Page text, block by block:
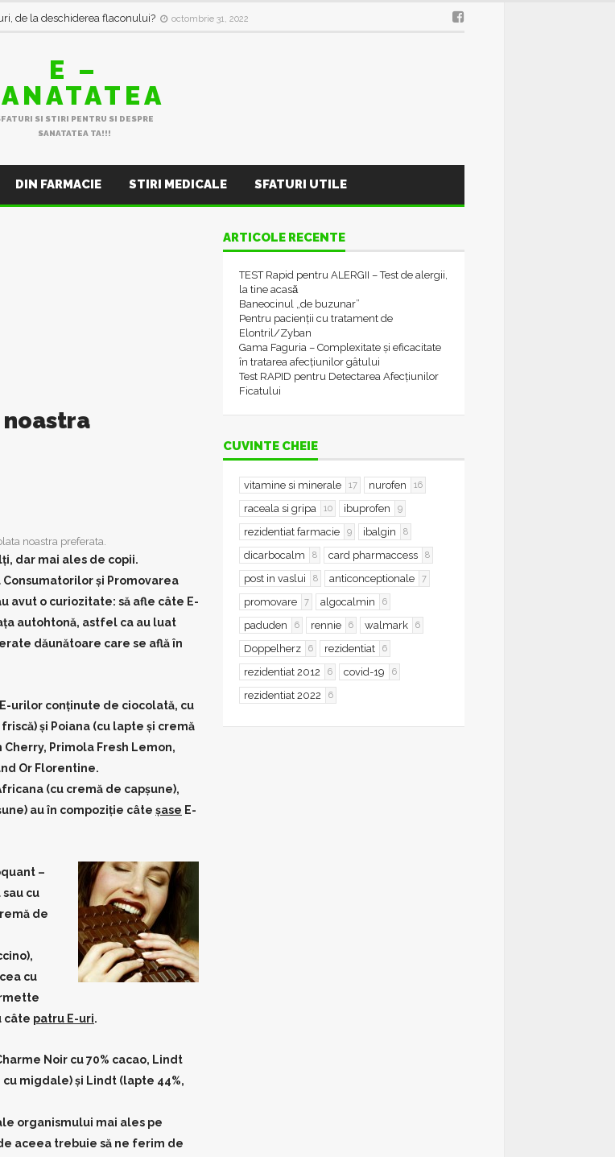
de la deschiderea flaconului? octombrie 31, 2022
!
E –
SI STIRI PENTRU SI DESPRE
SANATATEA TA!!!
DIN FARMACIE STIRI MEDICALE SFATURI UTILE
noastra preferata.
dar mai ales de copii.
şi Promovarea
avut o curiozitate: să afle câte E-
autohtonă, astfel ca au luat
dăunătoare care se află în
urilor conţinute de ciocolată, cu
şi Poiana (cu lapte şi cremă
Cherry, Primola Fresh Lemon,
Or Florentine.
(cu cremă de capşune),
au în compoziţie câte şase E-
–
cu
de
cu
câte patru E-uri.
Noir cu 70% cacao, Lindt
migdale) şi Lindt (lapte 44%,
organismului mai ales pe
aceea trebuie să ne ferim de
ARTICOLE RECENTE
TEST Rapid pentru ALERGII – Test de alergii,
la tine acasǎ
Baneocinul „de buzunar”
Pentru pacienții cu tratament de
Elontril/Zyban
Gama Faguria – Complexitate și eficacitate
în tratarea afecțiunilor gâtului
Test RAPID pentru Detectarea Afecțiunilor
Ficatului
CUVINTE CHEIE
vitamine si minerale 17 nurofen 16
raceala si gripa 10 ibuprofen 9
rezidentiat farmacie 9 ibalgin 8
dicarbocalm 8 card pharmaccess 8
post in vaslui 8 anticonceptionale 7
promovare 7 algocalmin 6
paduden 6 rennie 6 walmark 6
Doppelherz 6 rezidentiat 6
rezidentiat 2012 6 covid-19 6
rezidentiat 2022 6